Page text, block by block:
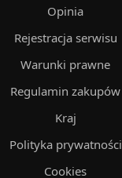
Opinia
Rejestracja serwisu
Warunki prawne
Regulamin zakupów
Kraj
Polityka prywatności
Cookies